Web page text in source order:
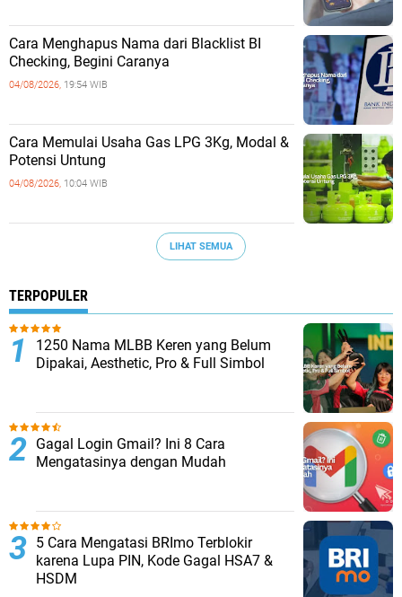
Cara Menghapus Nama dari Blacklist BI
Checking, Begini Caranya
04/08/2026, 19:54 WIB
Cara Memulai Usaha Gas LPG 3Kg, Modal &
Potensi Untung
04/08/2026, 10:04 WIB
LIHAT SEMUA
TERPOPULER
1250 Nama MLBB Keren yang Belum
Dipakai, Aesthetic, Pro & Full Simbol
Gagal Login Gmail? Ini 8 Cara
Mengatasinya dengan Mudah
5 Cara Mengatasi BRImo Terblokir
karena Lupa PIN, Kode Gagal HSA7 &
HSDM